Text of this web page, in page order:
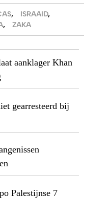
, ISRAAID,
, ZAKA
aanklager Khan
gearresteerd bij
Palestijnse 7